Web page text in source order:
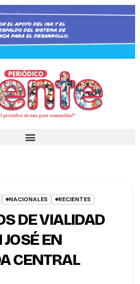
NACIONALES RECIENTES
DE VIALIDAD
EN
CENTRAL